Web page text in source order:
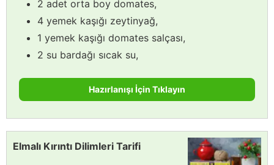
2 adet orta boy domates,
4 yemek kaşığı zeytinyağ,
1 yemek kaşığı domates salçası,
2 su bardağı sıcak su,
Hazırlanışı İçin Tıklayın
Elmalı Kırıntı Dilimleri Tarifi